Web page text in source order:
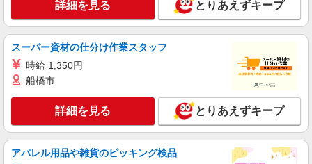
時給1400円〜1450円（経験・能力による） ※
残業代支給 ★交通費別途支給（規定あり） ゜
万円支給(規定有) お友達を紹介頂くと, インセンテ
ィブ支給(規定有) ★月2回払い・週払い可能（規程
有）★ ゜・。○。・゜+゜・。○。・゜+゜
広島県東広島市の家電量販店
キープ 詳細を見る
派遣社員 紹介予定派遣
株式会社シエロ
【ドコモ】の店舗スタッフ
時給1500円〜 ※残業代支給 ★交通費別途支給
（規定あり） ゜+゜・。○。・゜+゜・。○。・゜
詳細を見る とりあえずキープ
スーパー資材の仕分け作業スタッフ
時給 1,350円
船橋市
詳細を見る とりあえずキープ
アパレル用品や雑貨のピッキング検品